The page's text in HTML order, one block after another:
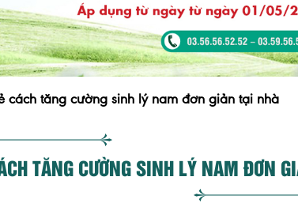
cách tăng cường sinh lý nam đơn giản tại nhà
TĂNG CƯỜNG SINH LÝ NAM ĐƠN